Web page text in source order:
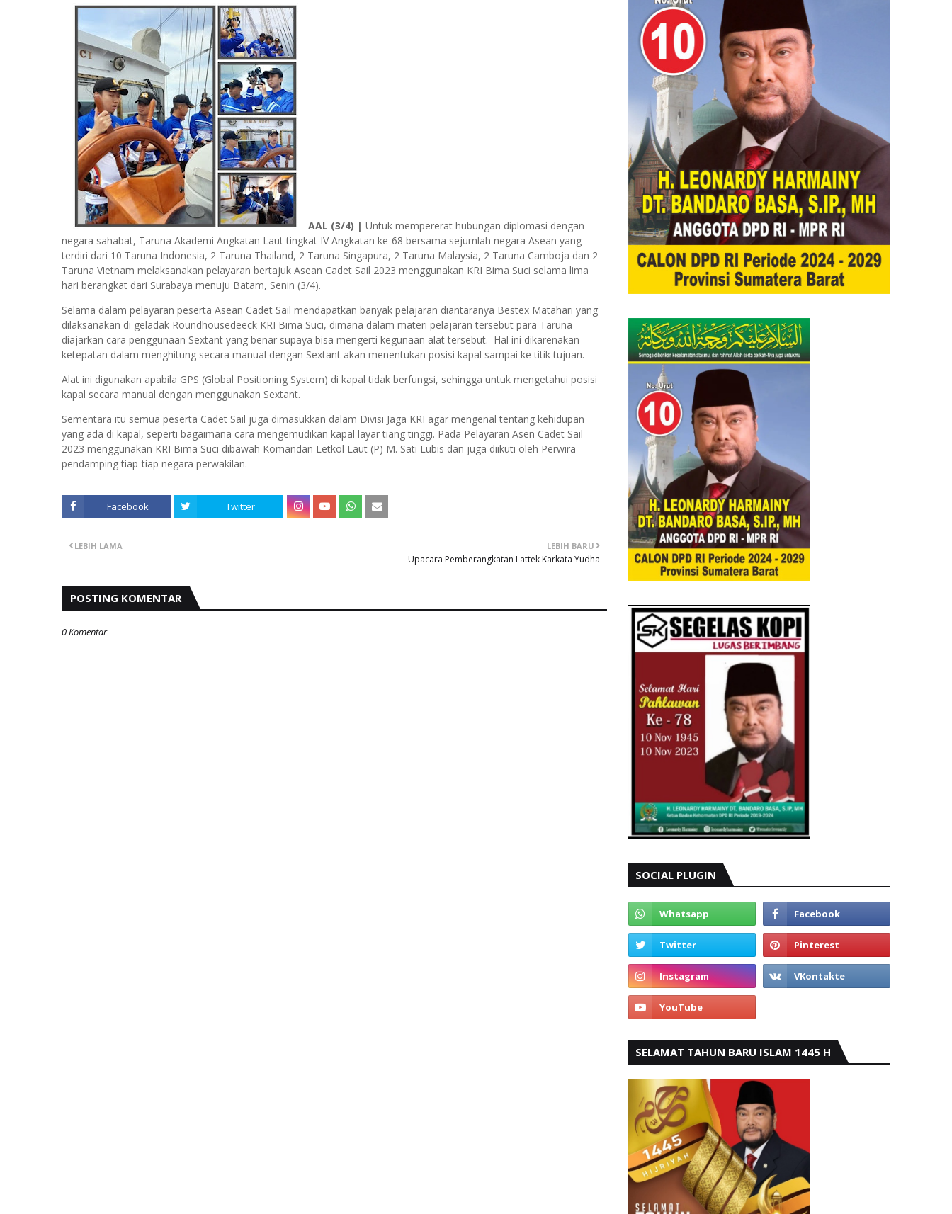
AAL (3/4) | Untuk mempererat hubungan diplomasi dengan
negara sahabat, Taruna Akademi Angkatan Laut tingkat IV Angkatan ke-68 bersama sejumlah negara Asean yang
terdiri dari 10 Taruna Indonesia, 2 Taruna Thailand, 2 Taruna Singapura, 2 Taruna Malaysia, 2 Taruna Camboja dan 2
Taruna Vietnam melaksanakan pelayaran bertajuk Asean Cadet Sail 2023 menggunakan KRI Bima Suci selama lima
hari berangkat dari Surabaya menuju Batam, Senin (3/4).
Selama dalam pelayaran peserta Asean Cadet Sail mendapatkan banyak pelajaran diantaranya Bestex Matahari yang
dilaksanakan di geladak Roundhousedeeck KRI Bima Suci, dimana dalam materi pelajaran tersebut para Taruna
diajarkan cara penggunaan Sextant yang benar supaya bisa mengerti kegunaan alat tersebut. Hal ini dikarenakan
ketepatan dalam menghitung secara manual dengan Sextant akan menentukan posisi kapal sampai ke titik tujuan.
Alat ini digunakan apabila GPS (Global Positioning System) di kapal tidak berfungsi, sehingga untuk mengetahui posisi
kapal secara manual dengan menggunakan Sextant.
Sementara itu semua peserta Cadet Sail juga dimasukkan dalam Divisi Jaga KRI agar mengenal tentang kehidupan
yang ada di kapal, seperti bagaimana cara mengemudikan kapal layar tiang tinggi. Pada Pelayaran Asen Cadet Sail
2023 menggunakan KRI Bima Suci dibawah Komandan Letkol Laut (P) M. Sati Lubis dan juga diikuti oleh Perwira
pendamping tiap-tiap negara perwakilan.
Facebook Twitter
LEBIH BARU
Upacara Pemberangkatan Lattek Karkata Yudha
LEBIH LAMA
POSTING KOMENTAR
0 Komentar
SOCIAL PLUGIN
SELAMAT TAHUN BARU ISLAM 1445 H